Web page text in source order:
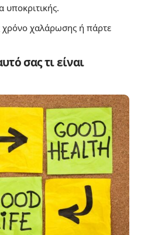
υποκριτικής.
χρόνο χαλάρωσης ή πάρτε
σας τι είναι